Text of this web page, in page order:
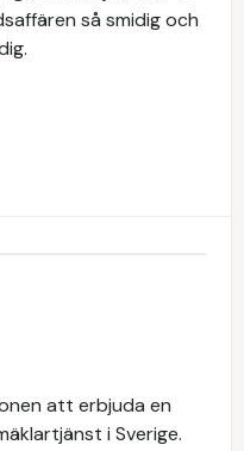
så smidig och
att erbjuda en
i Sverige.